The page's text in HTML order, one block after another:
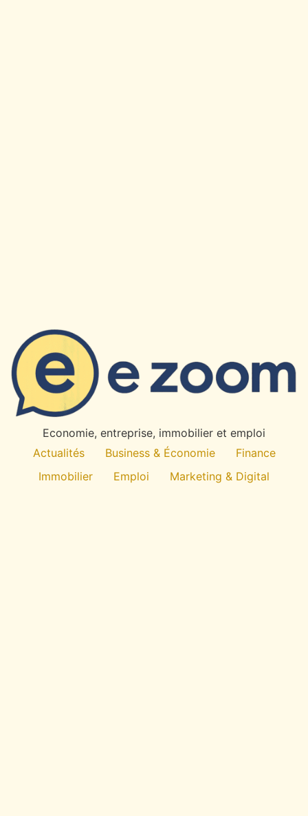
Economie, entreprise, immobilier et emploi
Actualités
Business & Économie
Finance
Immobilier
Emploi
Marketing & Digital